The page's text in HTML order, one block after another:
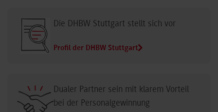
Die DHBW Stuttgart stellt sich vor
Profil der DHBW Stuttgart
Dualer Partner sein mit klarem Vorteil
bei der Personalgewinnung